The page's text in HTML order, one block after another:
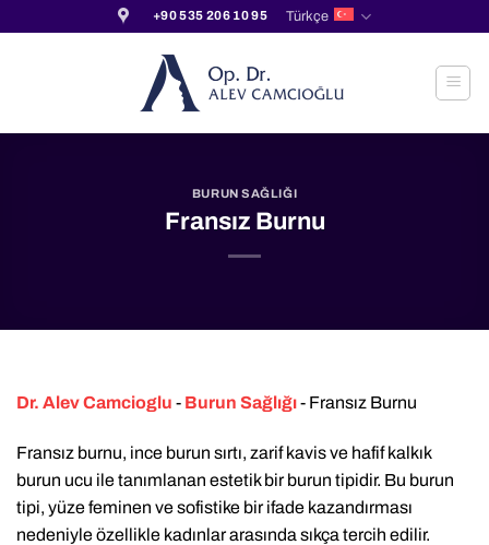
+90 535 206 10 95 Türkçe
BURUN SAĞLIĞI
Fransız Burnu
Dr. Alev Camcioglu - Burun Sağlığı- Fransız Burnu
Fransız burnu, ince burun sırtı, zarif kavis ve hafif kalkık
burun ucu ile tanımlanan estetik bir burun tipidir. Bu burun
tipi, yüze feminen ve sofistike bir ifade kazandırması
nedeniyle özellikle kadınlar arasında sıkça tercih edilir.